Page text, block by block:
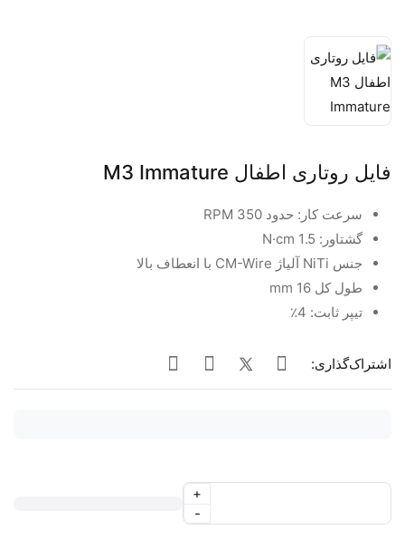
فایل روتاری اطفال M3 Immature
سرعت کار: حدود 350 RPM
گشتاور: 1.5 N·cm
جنس NiTi آلیاژ CM-Wire با انعطاف بالا
طول کل 16 mm
تیپر ثابت: 4٪
اشتراک‌گذاری:
-
+